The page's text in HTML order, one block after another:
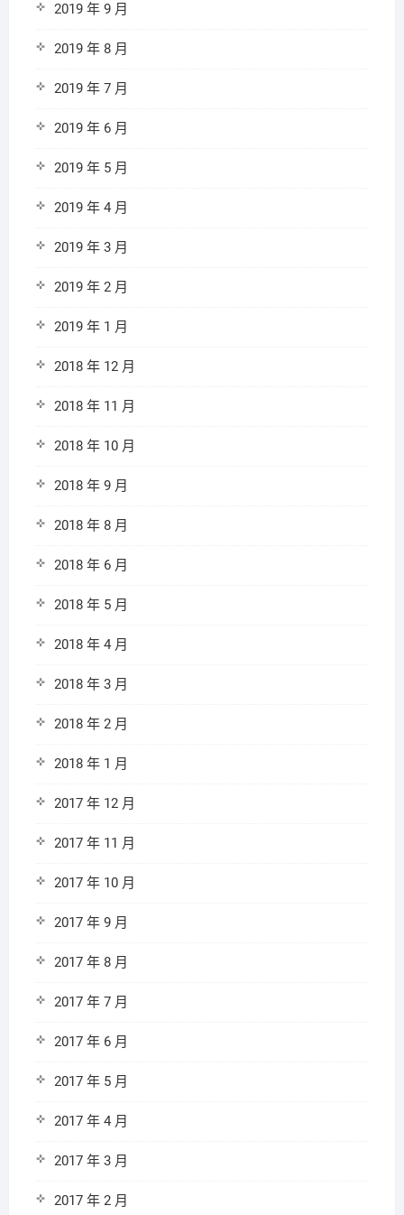
2019 年 9 月
2019 年 8 月
2019 年 7 月
2019 年 6 月
2019 年 5 月
2019 年 4 月
2019 年 3 月
2019 年 2 月
2019 年 1 月
2018 年 12 月
2018 年 11 月
2018 年 10 月
2018 年 9 月
2018 年 8 月
2018 年 6 月
2018 年 5 月
2018 年 4 月
2018 年 3 月
2018 年 2 月
2018 年 1 月
2017 年 12 月
2017 年 11 月
2017 年 10 月
2017 年 9 月
2017 年 8 月
2017 年 7 月
2017 年 6 月
2017 年 5 月
2017 年 4 月
2017 年 3 月
2017 年 2 月